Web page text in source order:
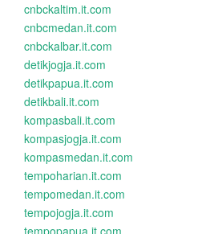
cnbckaltim.it.com
cnbcmedan.it.com
cnbckalbar.it.com
detikjogja.it.com
detikpapua.it.com
detikbali.it.com
kompasbali.it.com
kompasjogja.it.com
kompasmedan.it.com
tempoharian.it.com
tempomedan.it.com
tempojogja.it.com
tempopapua.it.com